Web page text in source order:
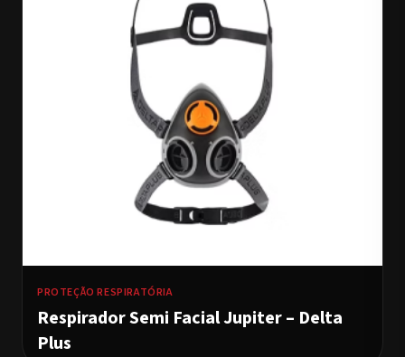
PROTEÇÃO RESPIRATÓRIA
Respirador Semi Facial Jupiter – Delta
Plus